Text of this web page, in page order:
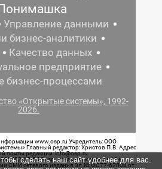
Управление данными
бизнес-аналитики
Качество данных
предприятие
бизнес-процессами
«Открытые системы», 1992-
2026.
www.osp.ru Учредитель: ООО
Главный редактор: Христов П.В. Адрес
почты редакции: info@osp.ru
703-18-54 Возрастная маркировка: 12+
СМИ сетевого издания Эл.№ ФС77-62008 от
сделать наш сайт удобнее для вас.